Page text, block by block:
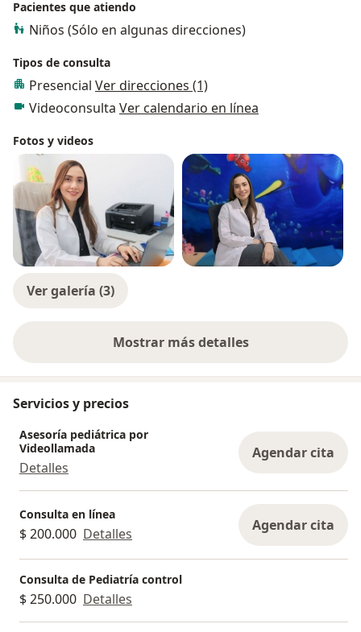
Pacientes que atiendo
Niños (Sólo en algunas direcciones)
Tipos de consulta
Presencial Ver direcciones (1)
Videoconsulta Ver calendario en línea
Fotos y videos
Ver galería (3)
Mostrar más detalles
sobre la experiencia
Servicios y precios
Asesoría pediátrica por
Videollamada
Detalles
Agendar cita
Consulta en línea
$ 200.000 Detalles Agendar cita
Consulta de Pediatría control
$ 250.000 Detalles